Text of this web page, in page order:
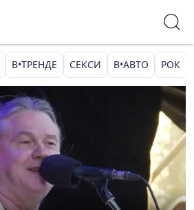
В•ТРЕНДЕ СЕКСИ В•АВТО РОК